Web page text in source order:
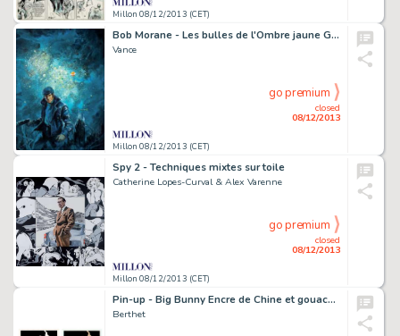
Millon 08/12/2013 (CET)
Bob Morane - Les bulles de l'Ombre jaune Gouache pour la couverture
Vance
Millon 08/12/2013 (CET)
closed
08/12/2013
go premium
Spy 2 - Techniques mixtes sur toile
Catherine Lopes-Curval & Alex Varenne
Millon 08/12/2013 (CET)
closed
08/12/2013
go premium
Pin-up - Big Bunny Encre de Chine et gouache blanche pour la couverture
Berthet